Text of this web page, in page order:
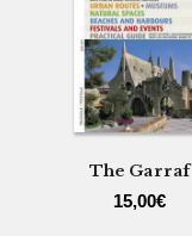
The Garraf
15,00€